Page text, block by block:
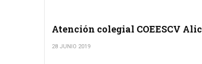
Atención colegial COEESCV
28 JUNIO 2019